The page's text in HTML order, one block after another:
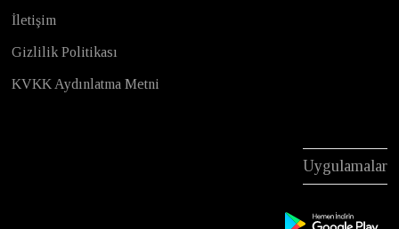
İletişim
Gizlilik Politikası
KVKK Aydınlatma Metni
Uygulamalar